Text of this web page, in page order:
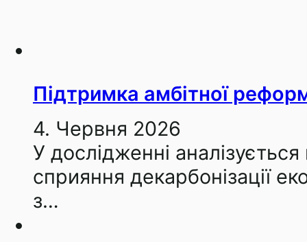
Підтримка амбітної
4. Червня 2026
У дослідженні
сприяння декарбонізації
з…